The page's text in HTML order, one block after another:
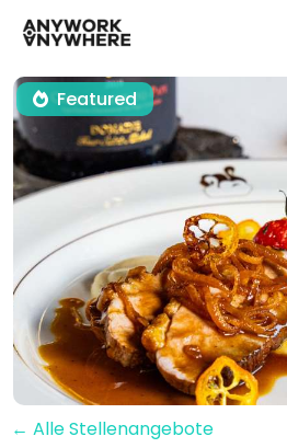
Featured
← Alle Stellenangebote